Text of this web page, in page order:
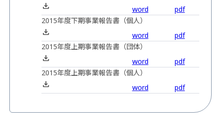
word
pdf
2015年度下期事業報告書（個人）
word
pdf
2015年度上期事業報告書（団体）
word
pdf
2015年度上期事業報告書（個人）
word
pdf